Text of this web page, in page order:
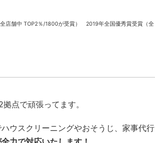
店舗中 TOP2％/1800が受賞） 2019年全国優秀賞受賞（全
点で頑張ってます。
ウスクリーニングやおそうじ、家事代行